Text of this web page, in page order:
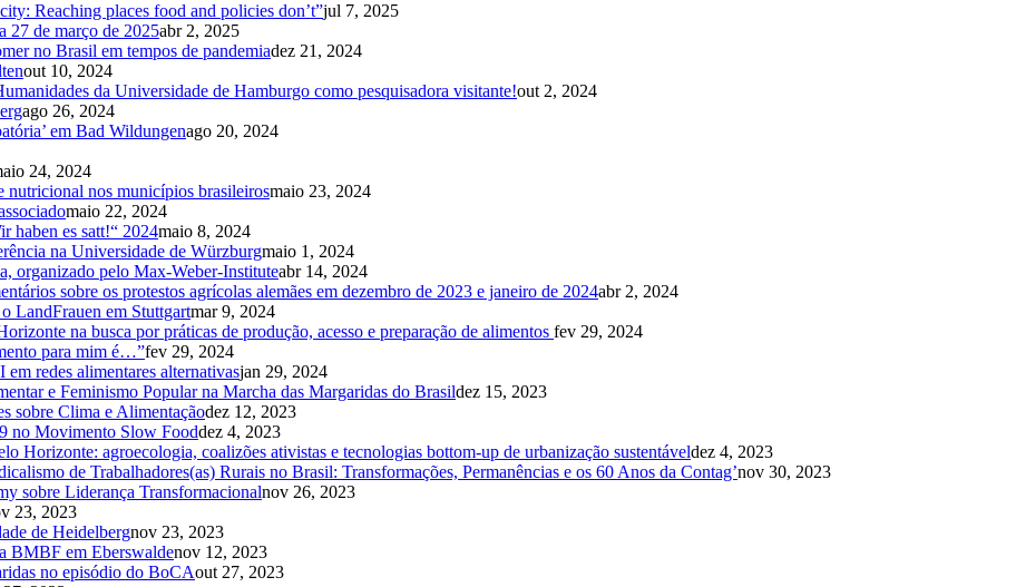
Reaching places food and policies don’t”jul 7, 2025
27 de março de 2025abr 2, 2025
no Brasil em tempos de pandemiadez 21, 2024
out 10, 2024
da Universidade de Hamburgo como pesquisadora visitante!out 2, 2024
ago 26, 2024
em Bad Wildungenago 20, 2024
24, 2024
nutricional nos municípios brasileirosmaio 23, 2024
maio 22, 2024
haben es satt!“ 2024maio 8, 2024
na Universidade de Würzburgmaio 1, 2024
organizado pelo Max-Weber-Instituteabr 14, 2024
sobre os protestos agrícolas alemães em dezembro de 2023 e janeiro de 2024abr 2, 2024
LandFrauen em Stuttgartmar 9, 2024
na busca por práticas de produção, acesso e preparação de alimentos fev 29, 2024
para mim é…”fev 29, 2024
redes alimentares alternativasjan 29, 2024
e Feminismo Popular na Marcha das Margaridas do Brasildez 15, 2023
sobre Clima e Alimentaçãodez 12, 2023
no Movimento Slow Fooddez 4, 2023
Horizonte: agroecologia, coalizões ativistas e tecnologias bottom-up de urbanização sustentáveldez 4, 2023
de Trabalhadores(as) Rurais no Brasil: Transformações, Permanências e os 60 Anos da Contag’nov 30, 2023
sobre Liderança Transformacionalnov 26, 2023
23, 2023
de Heidelbergnov 23, 2023
BMBF em Eberswaldenov 12, 2023
no episódio do BoCAout 27, 2023